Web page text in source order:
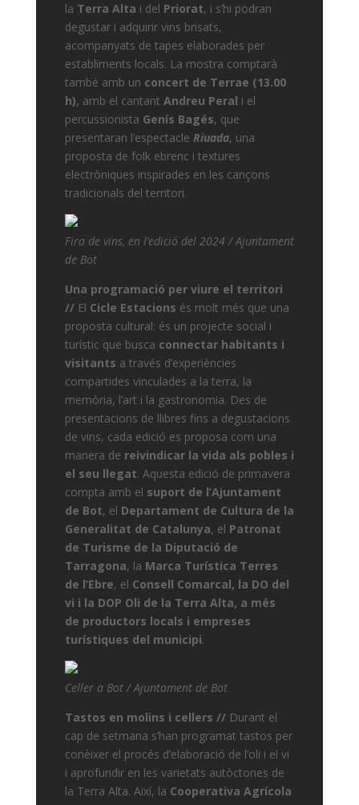
la Terra Alta i del Priorat, i s’hi podran
degustar i adquirir vins brisats,
acompanyats de tapes elaborades per
establiments locals. La mostra comptarà
també amb un concert de Terrae (13.00
h), amb el cantant Andreu Peral i el
percussionista Genís Bagés, que
presentaran l’espectacle Riuada, una
proposta de folk ebrenc i textures
electròniques inspirades en les cançons
tradicionals del territori.
Fira de vins, en l’edició del 2024 / Ajuntament
de Bot
Una programació per viure el territori
// El Cicle Estacions és molt més que una
proposta cultural: és un projecte social i
turístic que busca connectar habitants i
visitants a través d’experiències
compartides vinculades a la terra, la
memòria, l’art i la gastronomia. Des de
presentacions de llibres fins a degustacions
de vins, cada edició es proposa com una
manera de reivindicar la vida als pobles i
el seu llegat. Aquesta edició de primavera
compta amb el suport de l’Ajuntament
de Bot, el Departament de Cultura de la
Generalitat de Catalunya, el Patronat
de Turisme de la Diputació de
Tarragona, la Marca Turística Terres
de l’Ebre, el Consell Comarcal, la DO del
vi i la DOP Oli de la Terra Alta, a més
de productors locals i empreses
turístiques del municipi.
Celler a Bot / Ajuntament de Bot
Tastos en molins i cellers //Durant el
cap de setmana s’han programat tastos per
conèixer el procés d’elaboració de l’oli i el vi
i aprofundir en les varietats autòctones de
la Terra Alta. Així, la Cooperativa Agrícola